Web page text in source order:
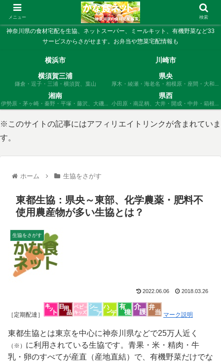
神奈川県の食材宅配を生協、ネットスーパー、ミールキット、有機野菜など33
サービスからさがせます。お弁当や惣菜宅配情報も
横浜市
川崎市
横須賀三浦
鎌倉・逗子・三浦・横須賀、葉山
県央
厚木・綾瀬・海老名・相模原・座間・大和、
愛川、清川
湘南
伊勢原・茅ヶ崎・秦野・平塚・藤沢、大磯・
寒川・二宮
県西
小田原・南足柄、大井・開成・中井・箱根・
松田・真鶴・山北・湯河原
※このサイトの記事にはアフィリエイトリンクが含まれていま
す。
ホーム 生協をさがす
東都生協：県央～東部、化学農薬・肥料不
使用農産物が多い生協とは？
生協をさがす
2022.06.06 2018.03.26
［定期配達］ マーク説明
東都生協とは東京を中心に神奈川県などで25万人近く
（※） に利用されている生協です。青果・米・精肉・牛
乳・卵のすべてが産直（産地直結）で、有機野菜だけでな
メニュー 検索